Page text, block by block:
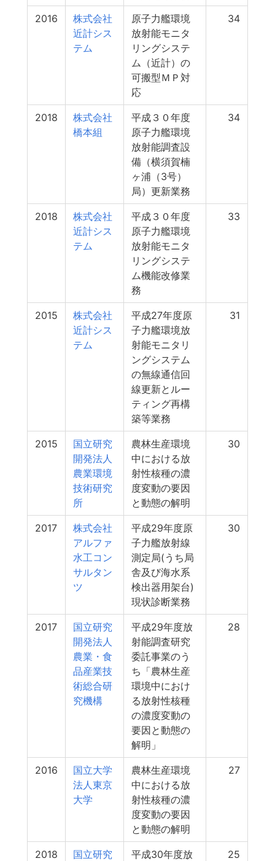
2016
株式会社
近計シス
テム
原子力艦環境
放射能モニタ
リングシステ
ム（近計）の
可搬型ＭＰ対
応
34
2018
株式会社
橋本組
平成３０年度
原子力艦環境
放射能調査設
備（横須賀楠
ヶ浦（3号）
局）更新業務
34
2018
株式会社
近計シス
テム
平成３０年度
原子力艦環境
放射能モニタ
リングシステ
ム機能改修業
務
33
2015
株式会社
近計シス
テム
平成27年度原
子力艦環境放
射能モニタリ
ングシステム
の無線通信回
線更新とルー
ティング再構
築等業務
31
2015
国立研究
開発法人
農業環境
技術研究
所
農林生産環境
中における放
射性核種の濃
度変動の要因
と動態の解明
30
2017
株式会社
アルファ
水工コン
サルタン
ツ
平成29年度原
子力艦放射線
測定局(うち局
舎及び海水系
検出器用架台)
現状診断業務
30
2017
国立研究
開発法人
農業・食
品産業技
術総合研
究機構
平成29年度放
射能調査研究
委託事業のう
ち「農林生産
環境中におけ
る放射性核種
の濃度変動の
要因と動態の
解明」
28
2016
国立大学
法人東京
大学
農林生産環境
中における放
射性核種の濃
度変動の要因
と動態の解明
27
2018
国立研究
平成30年度放
25